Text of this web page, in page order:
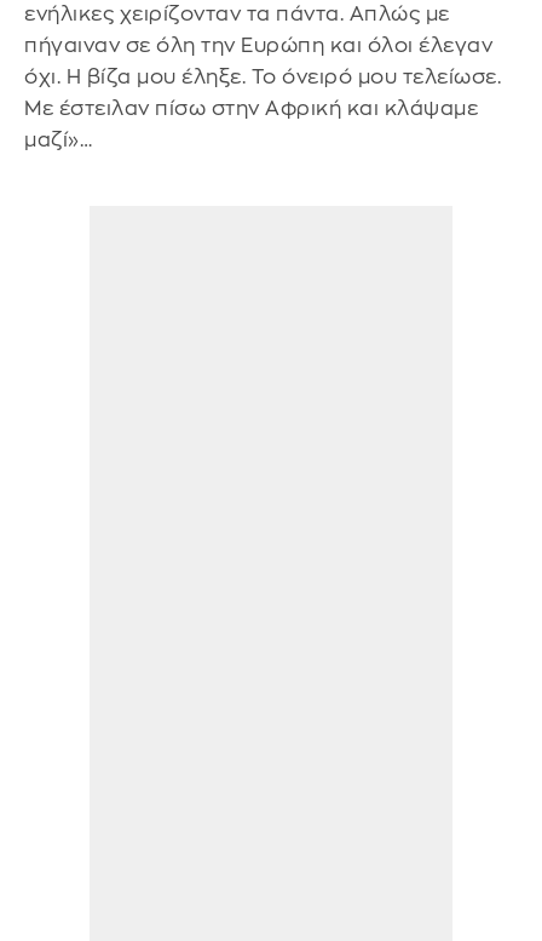
ενήλικες χειρίζονταν τα πάντα. Απλώς με
πήγαιναν σε όλη την Ευρώπη και όλοι έλεγαν
όχι. Η βίζα μου έληξε. Το όνειρό μου τελείωσε.
Με έστειλαν πίσω στην Αφρική και κλάψαμε
μαζί»…